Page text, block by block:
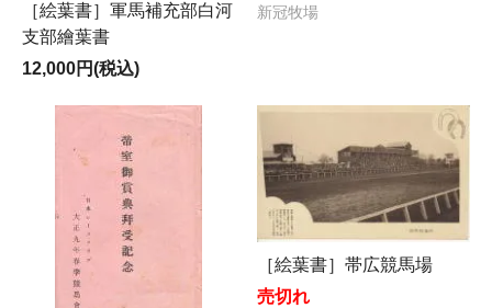
［絵葉書］軍馬補充部白河
支部繪葉書
12,000円(税込)
新冠牧場
［絵葉書］帯広競馬場
売切れ